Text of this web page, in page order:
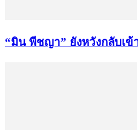
“มิน พีชญา” ยังหวังกลับเข้